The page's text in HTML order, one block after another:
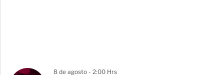
8 de agosto - 2:00 Hrs